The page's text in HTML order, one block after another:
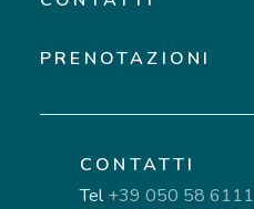
PRENOTAZIONI
CONTATTI
Tel+39 050 58 6111